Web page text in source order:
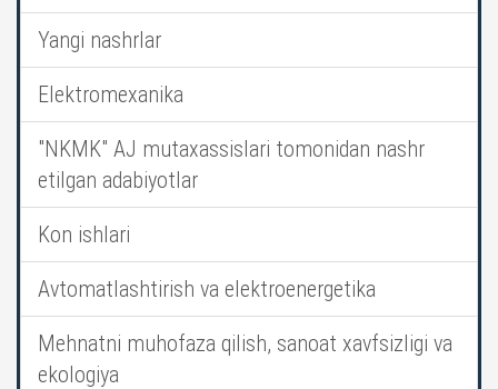
Yangi nashrlar
Elektromexanika
"NKMK" AJ mutaxassislari tomonidan nashr
etilgan adabiyotlar
Kon ishlari
Avtomatlashtirish va elektroenergetika
Mehnatni muhofaza qilish, sanoat xavfsizligi va
ekologiya